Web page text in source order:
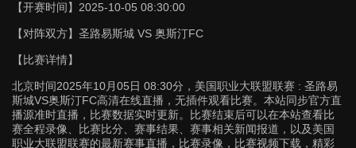
【开赛时间】 2025-10-05 08:30:00
【对阵双方】 圣路易斯城 VS 奥斯汀FC
【比赛详情】
北京时间2025年10月05日 08:30分，美国职业大联盟联赛 : 圣路易
斯城VS奥斯汀FC高清在线直播，无插件观看比赛。本站同步官方直
播源准时直播，比赛数据实时更新。比赛结束后可以在本站查看比
赛全程录像、比赛比分、赛事结果、赛事相关新闻报道，以及美国
职业大联盟联赛的最新赛事直播，比赛录像，比赛视频下载，精彩